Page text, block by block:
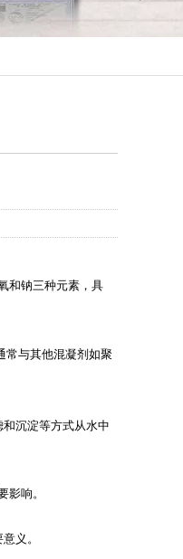
和钠三种元素，具
常与其他混凝剂如聚
沉淀等方式从水中
响。
义。